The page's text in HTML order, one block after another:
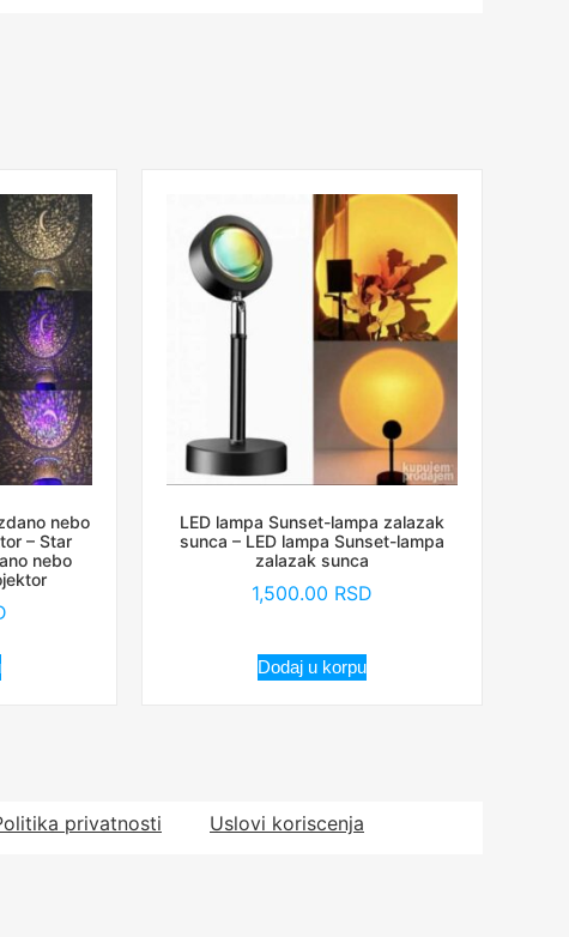
nebo
– Star
nebo
LED lampa Sunset-lampa zalazak
sunca – LED lampa Sunset-lampa
zalazak sunca
1,500.00 RSD
Dodaj u korpu
privatnosti Uslovi koriscenja